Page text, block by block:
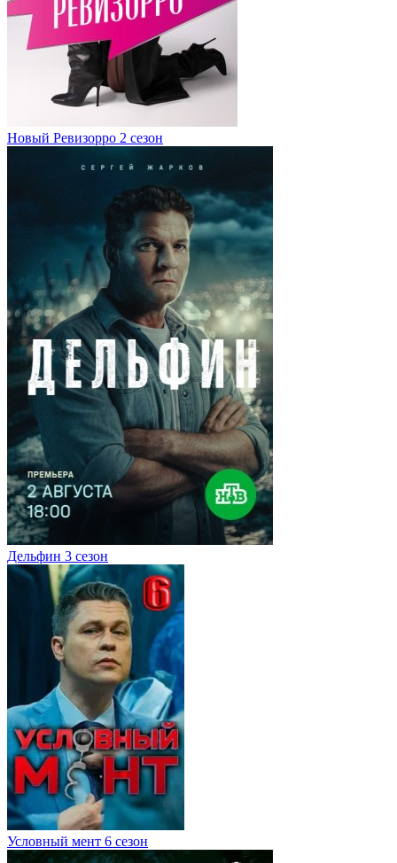
Новый Ревизорро 2 сезон
Дельфин 3 сезон
Условный мент 6 сезон